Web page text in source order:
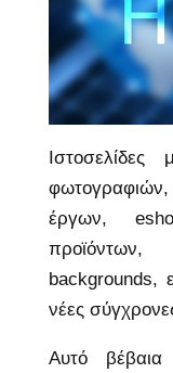
έργων,
backgrounds,
νέες
Αυτό